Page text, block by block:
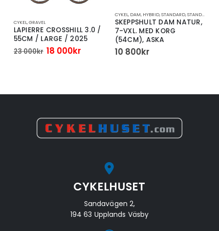
CYKEL,GRAVEL
LAPIERRE CROSSHILL 3.0 /
55CM / LARGE / 2025
23 000kr Det
18 000kr
nuvarande
CYKEL, DAM, HYBRID,STANDARD,STANDARDCYKEL
SKEPPSHULT DAM NATUR,
7-VXL. MED KORG
(54CM), ASKA
10 800kr
CYKELHUSET
Sandavägen 2,
194 63 Upplands Väsby